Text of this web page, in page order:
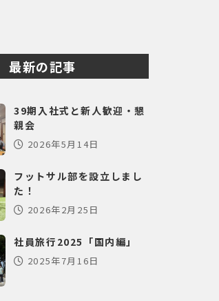
最新の記事
39期入社式と新人歓迎・懇
親会
2026年5月14日
フットサル部を設立しまし
た！
2026年2月25日
社員旅行2025「国内編」
2025年7月16日